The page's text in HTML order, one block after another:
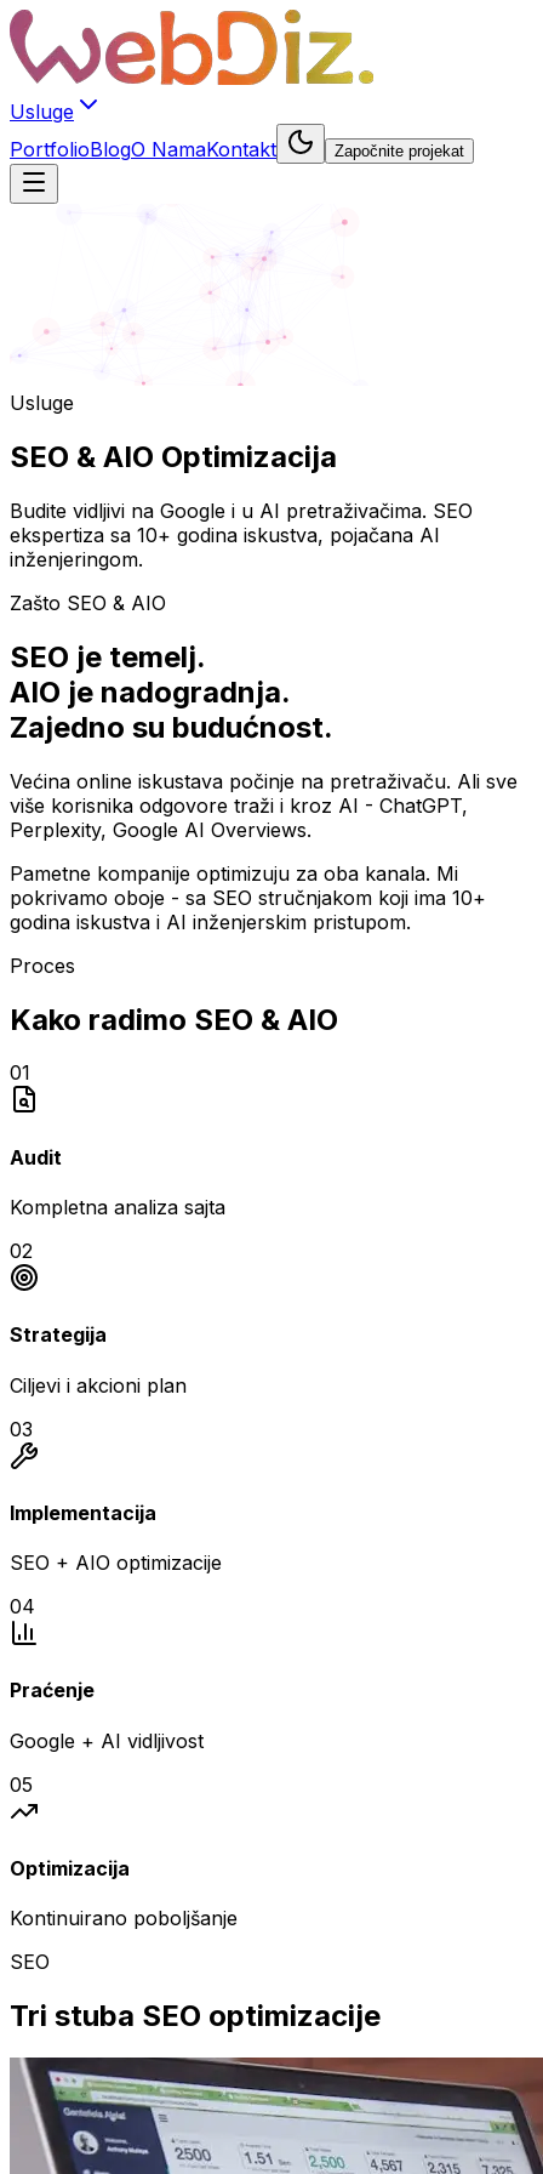
Usluge
PortfolioBlogO NamaKontakt Započnite projekat
Usluge
SEO & AIO Optimizacija
Budite vidljivi na Google i u AI pretraživačima. SEO
ekspertiza sa 10+ godina iskustva, pojačana AI
inženjeringom.
Zašto SEO & AIO
SEO je temelj.
AIO je nadogradnja.
Zajedno su budućnost.
Većina online iskustava počinje na pretraživaču. Ali sve
više korisnika odgovore traži i kroz AI - ChatGPT,
Perplexity, Google AI Overviews.
Pametne kompanije optimizuju za oba kanala. Mi
pokrivamo oboje - sa SEO stručnjakom koji ima 10+
godina iskustva i AI inženjerskim pristupom.
Proces
Kako radimo SEO & AIO
01
Audit
Kompletna analiza sajta
02
Strategija
Ciljevi i akcioni plan
03
Implementacija
SEO + AIO optimizacije
04
Praćenje
Google + AI vidljivost
05
Optimizacija
Kontinuirano poboljšanje
SEO
Tri stuba SEO optimizacije